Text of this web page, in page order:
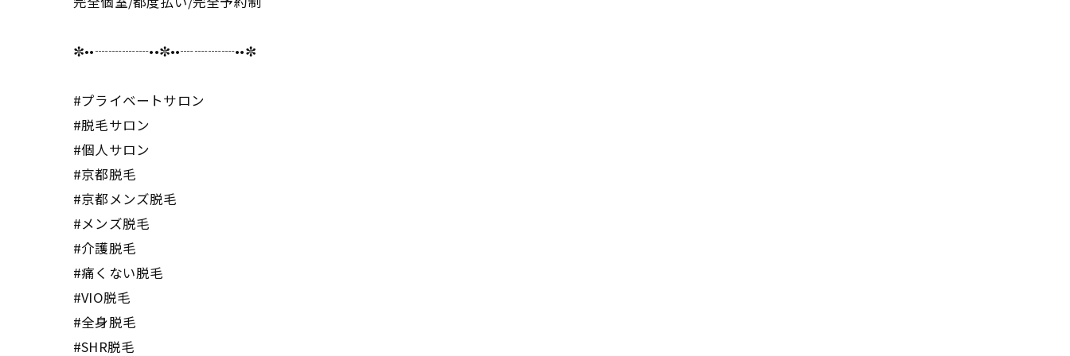
✼••┈┈┈┈••✼••┈┈┈┈••✼
#プライベートサロン
#脱毛サロン
#個人サロン
#京都脱毛
#京都メンズ脱毛
#メンズ脱毛
#介護脱毛
#痛くない脱毛
#VIO脱毛
#全身脱毛
#SHR脱毛